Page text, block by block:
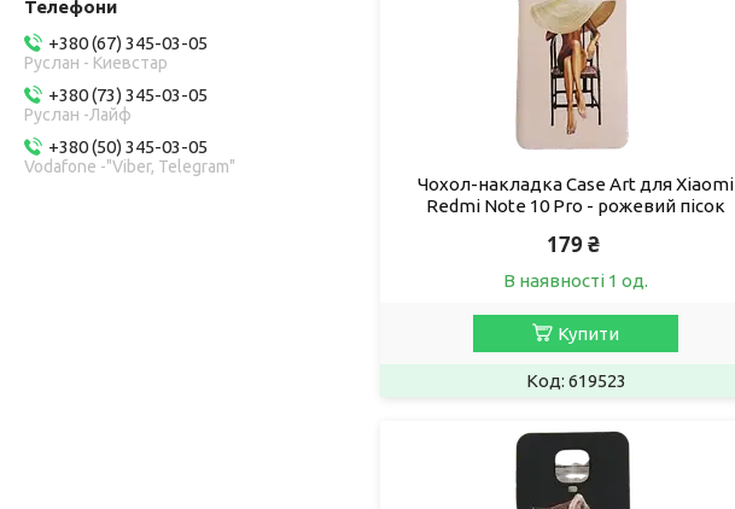
Чохол-накладка Case Art для Xiaomi
Redmi Note 10 Pro - рожевий пісок
179 ₴
В наявності 1 од.
Купити
619523
+380 (67) 345-03-05
Руслан - Киевстар
+380 (73) 345-03-05
Руслан -Лайф
+380 (50) 345-03-05
Vodafone -"Viber, Telegram"